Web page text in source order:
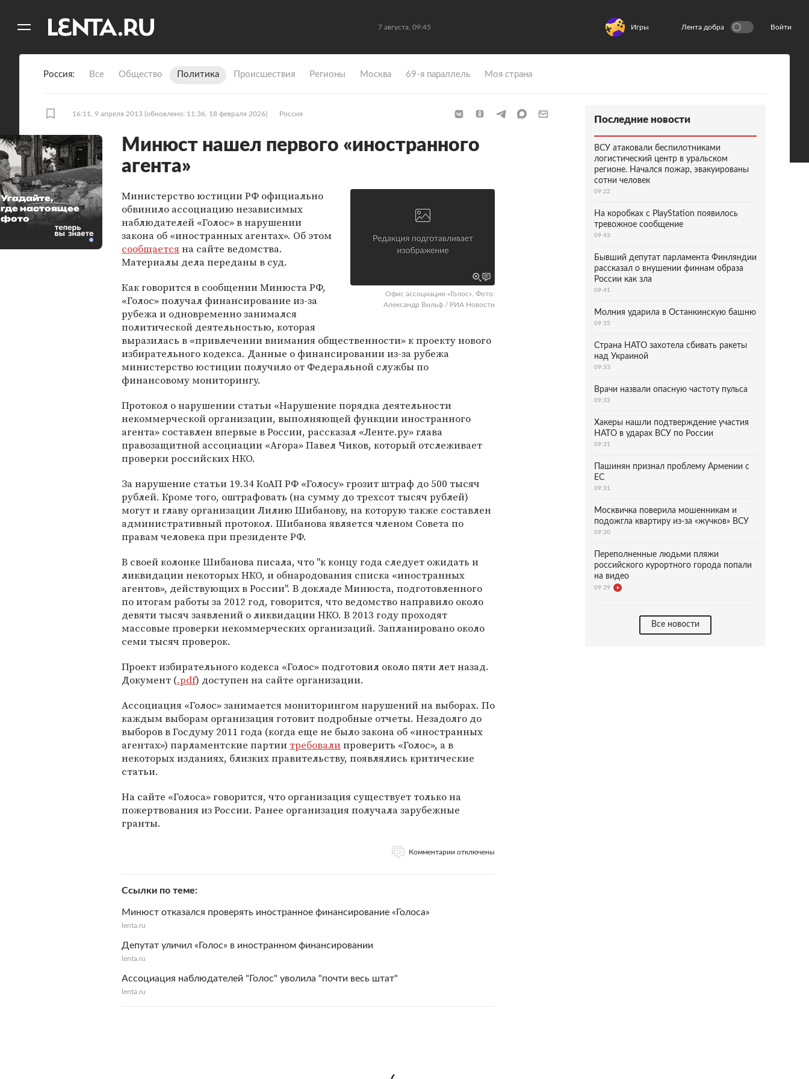
7 августа, 09:45 Игры Лента добра Войти
Россия Все Общество Политика Происшествия Регионы Москва 69-я параллель Моя страна
16:11, 9 апреля 2013 (обновлено: 11:36, 18 февраля 2026) Россия
Минюст нашел первого «иностранного
агента»
Офис ассоциации «Голос». Фото:
Александр Вильф / РИА Новости
Министерство юстиции РФ официально
обвинило ассоциацию независимых
наблюдателей «Голос» в нарушении
закона об «иностранных агентах». Об этом
сообщаетсяна сайте ведомства.
Материалы дела переданы в суд.
Как говорится в сообщении Минюста РФ,
«Голос» получал финансирование из-за
рубежа и одновременно занимался
политической деятельностью, которая
выразилась в «привлечении внимания общественности» к проекту нового
избирательного кодекса. Данные о финансировании из-за рубежа
министерство юстиции получило от Федеральной службы по
финансовому мониторингу.
Протокол о нарушении статьи «Нарушение порядка деятельности
некоммерческой организации, выполняющей функции иностранного
агента» составлен впервые в России, рассказал «Ленте.ру» глава
правозащитной ассоциации «Агора» Павел Чиков, который отслеживает
проверки российских НКО.
За нарушение статьи 19.34 КоАП РФ «Голосу» грозит штраф до 500 тысяч
рублей. Кроме того, оштрафовать (на сумму до трехсот тысяч рублей)
могут и главу организации Лилию Шибанову, на которую также составлен
административный протокол. Шибанова является членом Совета по
правам человека при президенте РФ.
В своей колонке Шибанова писала, что "к концу года следует ожидать и
ликвидации некоторых НКО, и обнародования списка «иностранных
агентов», действующих в России". В докладе Минюста, подготовленного
по итогам работы за 2012 год, говорится, что ведомство направило около
девяти тысяч заявлений о ликвидации НКО. В 2013 году проходят
массовые проверки некоммерческих организаций. Запланировано около
семи тысяч проверок.
Проект избирательного кодекса «Голос» подготовил около пяти лет назад.
Документ (.pdf) доступен на сайте организации.
Ассоциация «Голос» занимается мониторингом нарушений на выборах. По
каждым выборам организация готовит подробные отчеты. Незадолго до
выборов в Госдуму 2011 года (когда еще не было закона об «иностранных
агентах») парламентские партии требовалипроверить «Голос», а в
некоторых изданиях, близких правительству, появлялись критические
статьи.
На сайте «Голоса» говорится, что организация существует только на
пожертвования из России. Ранее организация получала зарубежные
гранты.
Комментарии отключены
Ссылки по теме
Минюст отказался проверять иностранное финансирование «Голоса»
lenta.ru
Депутат уличил «Голос» в иностранном финансировании
lenta.ru
Ассоциация наблюдателей "Голос" уволила "почти весь штат"
lenta.ru
Угадайте,
где настоящее
фото
Последние новости
ВСУ атаковали беспилотниками
логистический центр в уральском
регионе. Начался пожар, эвакуированы
сотни человек
09:22
На коробках с PlayStation появилось
тревожное сообщение
09:43
Бывший депутат парламента Финляндии
рассказал о внушении финнам образа
России как зла
09:41
Молния ударила в Останкинскую башню
09:35
Страна НАТО захотела сбивать ракеты
над Украиной
09:33
Врачи назвали опасную частоту пульса
09:33
Хакеры нашли подтверждение участия
НАТО в ударах ВСУ по России
09:31
Пашинян признал проблему Армении с
ЕС
09:31
Москвичка поверила мошенникам и
подожгла квартиру из-за «жучков» ВСУ
09:30
Переполненные людьми пляжи
российского курортного города попали
на видео
09:29
Все новости